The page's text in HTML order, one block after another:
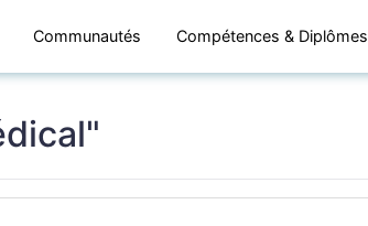
Communautés Compétences & Diplômes